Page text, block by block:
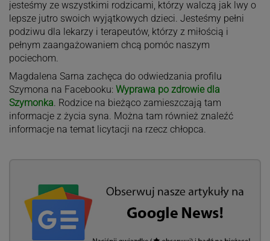
jesteśmy ze wszystkimi rodzicami, którzy walczą jak lwy o
lepsze jutro swoich wyjątkowych dzieci. Jesteśmy pełni
podziwu dla lekarzy i terapeutów, którzy z miłością i
pełnym zaangażowaniem chcą pomóc naszym
pociechom.
Magdalena Sarna zachęca do odwiedzania profilu
Szymona na Facebooku: Wyprawa po zdrowie dla
Szymonka. Rodzice na bieżąco zamieszczają tam
informacje z życia syna. Można tam również znaleźć
informacje na temat licytacji na rzecz chłopca.